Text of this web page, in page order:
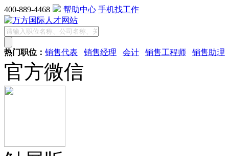
400-889-4468 帮助中心 手机找工作
热门职位： 销售代表 销售经理 会计 销售工程师 销售助理
官方微信